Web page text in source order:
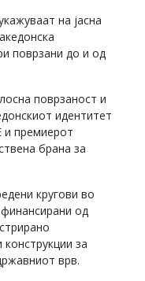
на јасна
поврзани до и од
поврзаност и
идентитет
премиерот
брана за
кругови во
од
за
врв.